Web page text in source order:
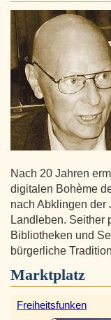
Nach 20 Jahren
digitalen Bohème
nach Abklingen der
Landleben. Seither
Bibliotheken und
bürgerliche
Marktplatz
Freiheitsfunken